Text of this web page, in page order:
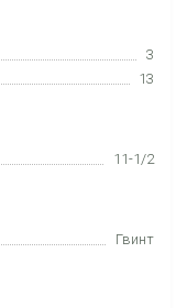
3
13
11-1/2
Гвинт